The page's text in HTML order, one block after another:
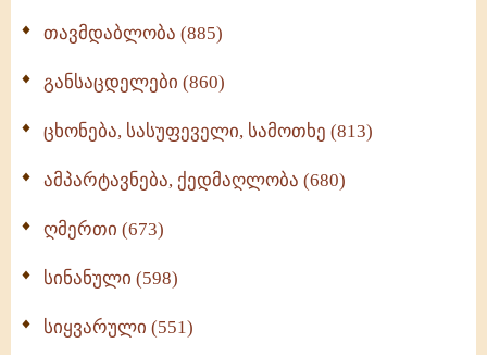
თავმდაბლობა (885)
განსაცდელები (860)
ცხონება, სასუფეველი, სამოთხე (813)
ამპარტავნება, ქედმაღლობა (680)
ღმერთი (673)
სინანული (598)
სიყვარული (551)